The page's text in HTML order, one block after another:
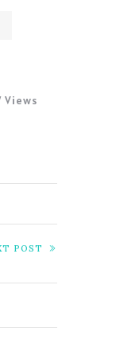
Views
POST